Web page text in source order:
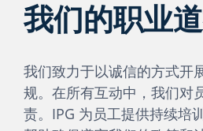
我们的职业
我们致力于以诚信的方式开
规。在所有互动中，我们对
责。IPG 为员工提供持续培